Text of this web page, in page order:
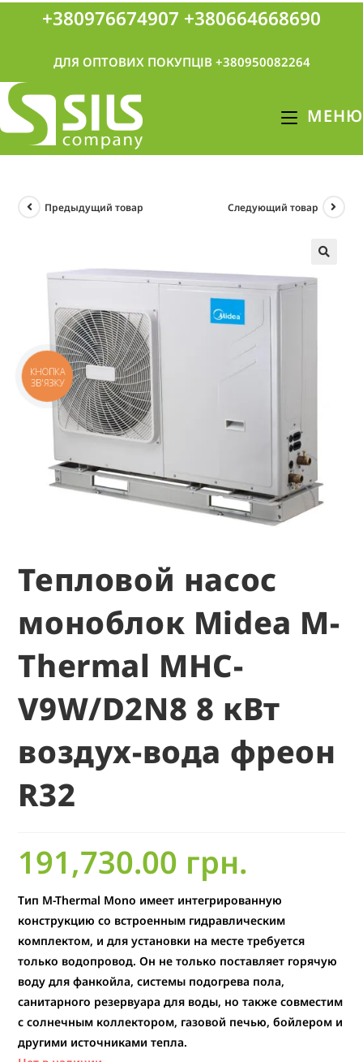
+380976674907 +380664668690
ДЛЯ ОПТОВИХ ПОКУПЦІВ +380950082264
МЕНЮ
Предыдущий товар Следующий товар
Тепловой насос
моноблок Midea M-
Thermal MHC-
V9W/D2N8 8 кВт
воздух-вода фреон
R32
191,730.00 грн.
Тип M-Thermal Mono имеет интегрированную
конструкцию со встроенным гидравлическим
комплектом, и для установки на месте требуется
только водопровод. Он не только поставляет горячую
воду для фанкойла, системы подогрева пола,
санитарного резервуара для воды, но также совместим
с солнечным коллектором, газовой печью, бойлером и
другими источниками тепла.
КНОПКА
ЗВ'ЯЗКУ